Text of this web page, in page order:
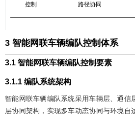
控制
路径协同
3 智能网联车辆编队控制体系
3.1 智能网联车辆编队控制要素
3.1.1 编队系统架构
智能网联车辆编队系统采用车辆层、通信
层协同架构，实现多车动态协同与环境自